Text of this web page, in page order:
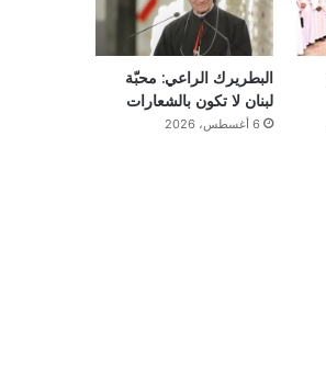
البطريرك الراعي: محبّة
لبنان لا تكون بالشعارات
6 أغسطس، 2026